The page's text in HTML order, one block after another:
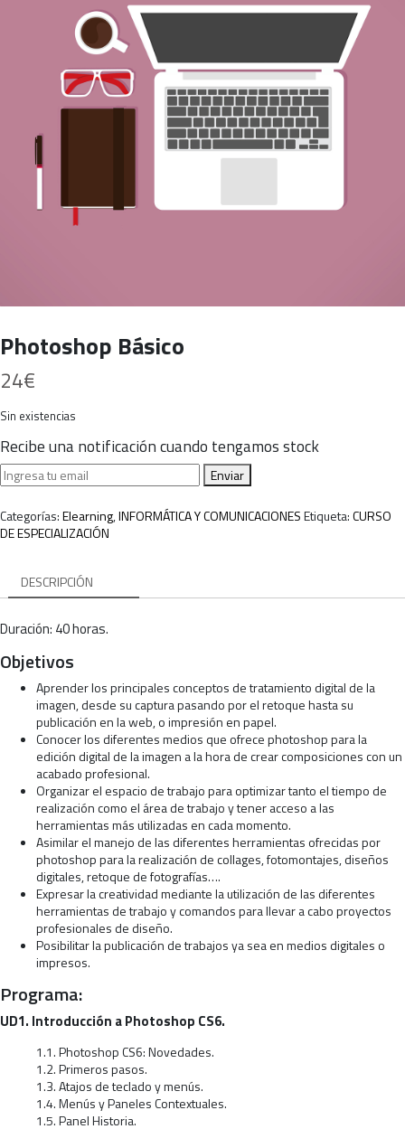
Photoshop Básico
24€
Sin existencias
Recibe una notificación cuando tengamos stock
Enviar
Categorías:Elearning,INFORMÁTICA Y COMUNICACIONESEtiqueta:CURSO
DE ESPECIALIZACIÓN
DESCRIPCIÓN
Duración: 40 horas.
Objetivos
Aprender los principales conceptos de tratamiento digital de la
imagen, desde su captura pasando por el retoque hasta su
publicación en la web, o impresión en papel.
Conocer los diferentes medios que ofrece photoshop para la
edición digital de la imagen a la hora de crear composiciones con un
acabado profesional.
Organizar el espacio de trabajo para optimizar tanto el tiempo de
realización como el área de trabajo y tener acceso a las
herramientas más utilizadas en cada momento.
Asimilar el manejo de las diferentes herramientas ofrecidas por
photoshop para la realización de collages, fotomontajes, diseños
digitales, retoque de fotografías….
Expresar la creatividad mediante la utilización de las diferentes
herramientas de trabajo y comandos para llevar a cabo proyectos
profesionales de diseño.
Posibilitar la publicación de trabajos ya sea en medios digitales o
impresos.
Programa:
UD1. Introducción a Photoshop CS6.
1.1. Photoshop CS6: Novedades.
1.2. Primeros pasos.
1.3. Atajos de teclado y menús.
1.4. Menús y Paneles Contextuales.
1.5. Panel Historia.